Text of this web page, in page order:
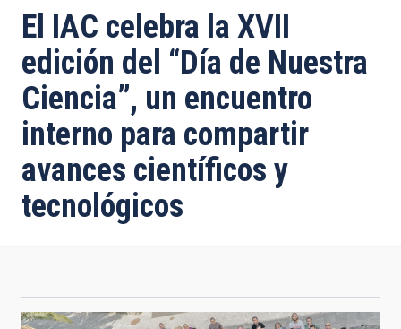
El IAC celebra la XVII
edición del “Día de Nuestra
Ciencia”, un encuentro
interno para compartir
avances científicos y
tecnológicos